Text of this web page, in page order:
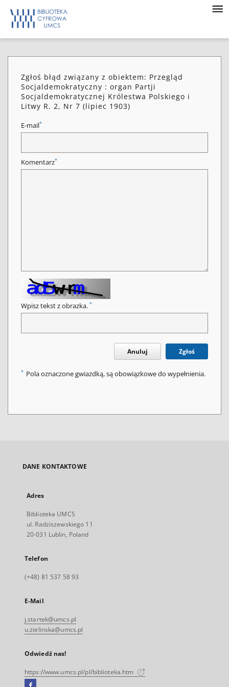
Zgłoś błąd związany z obiektem: Przegląd
Socjaldemokratyczny : organ Partji
Socjaldemokratycznej Królestwa Polskiego i
Litwy R. 2, Nr 7 (lipiec 1903)
E-mail*
Komentarz*
Wpisz tekst z obrazka. *
Anuluj Zgłoś
* Pola oznaczone gwiazdką, są obowiązkowe do wypełnienia.
DANE KONTAKTOWE
Adres
Biblioteka UMCS
ul. Radziszewskiego 11
20-031 Lublin, Poland
Telefon
(+48) 81 537 58 93
E-Mail
j.startek@umcs.pl
u.zielinska@umcs.pl
Odwiedź nas!
https://www.umcs.pl/pl/biblioteka.htm
Facebook